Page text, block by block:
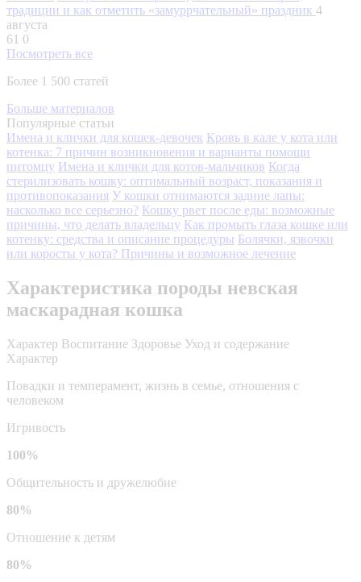
традиции и как отметить «замуррчательный» праздник 4
августа
61 0
Посмотреть все
Более 1 500 статей
Больше материалов
Популярные статьи
Имена и клички для кошек-девочек Кровь в кале у кота или
котенка: 7 причин возникновения и варианты помощи
питомцу Имена и клички для котов-мальчиков Когда
стерилизовать кошку: оптимальный возраст, показания и
противопоказания У кошки отнимаются задние лапы:
насколько все серьезно? Кошку рвет после еды: возможные
причины, что делать владельцу Как промыть глаза кошке или
котенку: средства и описание процедуры Болячки, язвочки
или коросты у кота? Причины и возможное лечение
Характеристика породы невская
маскарадная кошка
Характер Воспитание Здоровье Уход и содержание
Характер
Повадки и темперамент, жизнь в семье, отношения с
человеком
Игривость
100%
Общительность и дружелюбие
80%
Отношение к детям
80%